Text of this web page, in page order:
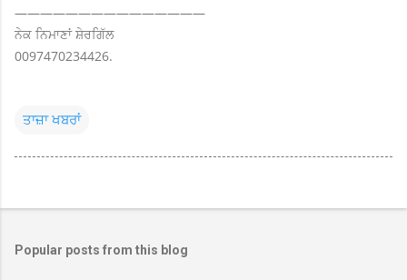
———————————————
ਨੇਕ ਨਿਮਾਣਾਂ ਸ਼ੇਰਗਿੱਲ
0097470234426.
ਤਾਜ਼ਾ ਖਬਰਾਂ
Popular posts from this blog